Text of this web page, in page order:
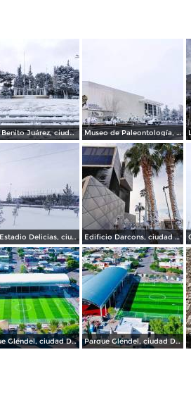
Plaza Benito Juárez, ciudad Delicias. Museo de Paleontología, ciudad Delicias.
Gran Estadio Delicias, ciudad Delicias. Edificio Darcons, ciudad Delicias.
Parque Gléndel, ciudad Delicias Chihuahua. Parque Gléndel, ciudad Delicias.